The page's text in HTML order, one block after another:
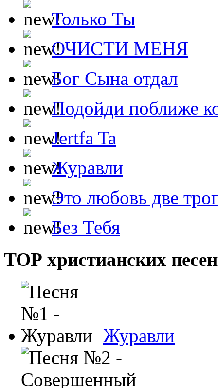
Только Ты
ОЧИСТИ МЕНЯ
Бог Сына отдал
Подойди поближе
Jertfa Ta
Журавли
Это любовь две
Без Тебя
ТОР христианских песен
Журавли